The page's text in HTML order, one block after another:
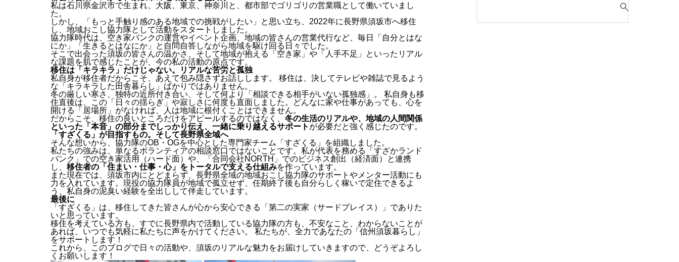
私は石川県金沢市で生まれ、大阪、東京、神奈川と、都市部でゴリゴリの営業職として働いていまし
た。
しかし、「もっと手触り感のある地域での挑戦がしたい」と思い立ち、2022年に長野県須坂市へ移住
し、地域おこし協力隊として活動をスタートしました。
協力隊時代は、空き家バンクの運営やイベント企画、地域の皆さんの営業代行など、毎日「自分とはな
にか」「生きるとはなにか」と自問自答しながら地域を駆け回る日々でした。
そこで出会った須坂の皆さんの温かさ、そして地域が抱える「空き家」や「人手不足」といったリアル
な課題を肌で感じたことが、今の私の活動の原点です。
移住は「キラキラ」だけじゃない。リアルな苦労と孤独
私自身が移住者だからこそ、あえて包み隠さずお話しします。 移住は、決してテレビや雑誌で見るよう
な「キラキラした田舎暮らし」ばかりではありません。
冬の厳しい寒さ、独特の近所付き合い、そして何より「相談できる相手がいない孤独感」。 私自身も移
住直後は、この「日々の揺らぎ」や寂しさに何度も直面しました。どんなに家や仕事があっても、心を
開ける「居場所」がなければ、人は地域に根付くことはできません。
だからこそ、移住の良いところだけをアピールするのではなく、 冬の生活のリアルや、地域の人間関係
といった「本音」の部分までしっかり伝え、一緒に乗り越えるサポート が必要だと強く感じたのです。
「すざくる」が目指すもの。そして長野県全域へ
そんな想いから、協力隊のOB・OGを中心とした専門家チーム「すざくる」を組織しました。
私たちの強みは、単なるボランティアの相談窓口ではないことです。私が代表を務める「すざかランド
バンク」での空き家活用（ハード面）や、「合同会社NORTH」でのビジネス創出（経済面）と連携
し、 移住者の「住まい・仕事・心」をトータルで支える仕組みを作っています。
また現在では、須坂市内にとどまらず、長野県全域の地域おこし協力隊のサポートやメンター活動にも
力を入れています。現役の協力隊員が地域で孤立せず、任期終了後も自分らしく稼いで定住できるよ
う、私自身の泥臭い経験を全出しして伴走しています。
最後に
「すざくる」は、移住してきた皆さんが心から安心できる「第二の実家（サードプレイス）」でありた
いと思っています。
移住を考えている方も、すでに長野県内で活動している協力隊の方も、不安なこと、わからないことが
あれば、いつでも気軽に私たちに声をかけてください。 私たちが、全力であなたの「信州須坂暮らし」
をサポートします！
これから、このブログで日々の活動や、須坂のリアルな魅力をお届けしていきますので、どうぞよろし
くお願いします！
対